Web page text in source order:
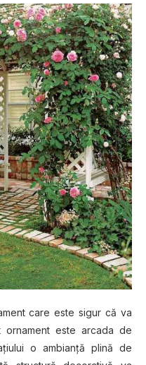
care este sigur că va
ornament este arcada de
o ambianţă plină de